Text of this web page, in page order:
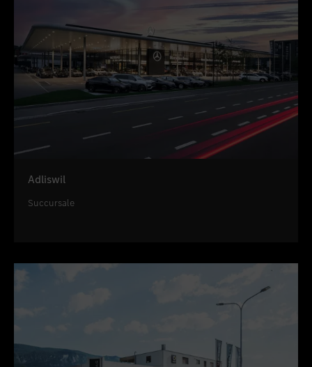
Adliswil
Succursale